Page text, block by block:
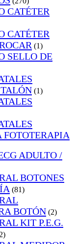
CATÉTER
CATÉTER
(1)
SELLO DE
(1)
FOTOTERAPIA
ADULTO /
BOTONES
(81)
BOTÓN (2)
KIT P.E.G.